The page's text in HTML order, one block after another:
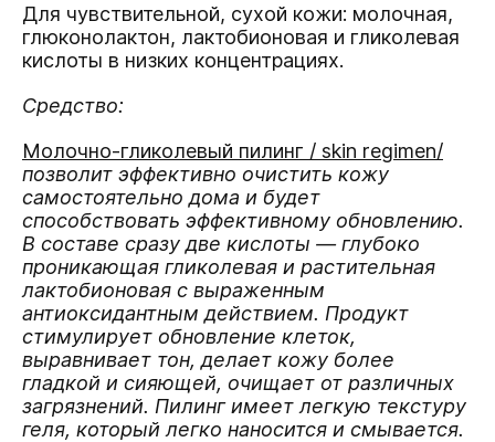
Для чувствительной, сухой кожи: молочная,
глюконолактон, лактобионовая и гликолевая
кислоты в низких концентрациях.
Средство:
Молочно-гликолевый пилинг / skin regimen/
позволит эффективно очистить кожу
самостоятельно дома и будет
способствовать эффективному обновлению.
В составе сразу две кислоты — глубоко
проникающая гликолевая и растительная
лактобионовая с выраженным
антиоксидантным действием. Продукт
стимулирует обновление клеток,
выравнивает тон, делает кожу более
гладкой и сияющей, очищает от различных
загрязнений. Пилинг имеет легкую текстуру
геля, который легко наносится и смывается.